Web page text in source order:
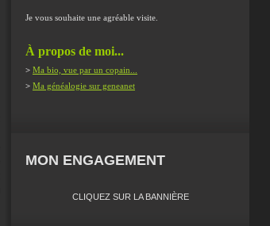
Je vous souhaite une agréable visite.
À propos de moi...
> Ma bio, vue par un copain...
> Ma généalogie sur geneanet
MON ENGAGEMENT
CLIQUEZ SUR LA BANNIÈRE